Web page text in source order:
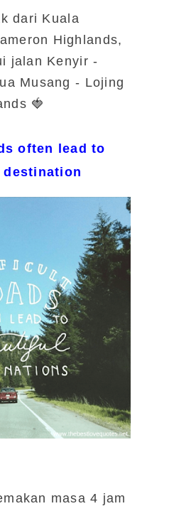
dari Kuala
Highlands,
jalan Kenyir -
Musang - Lojing
🍓
often lead to
masa 4 jam